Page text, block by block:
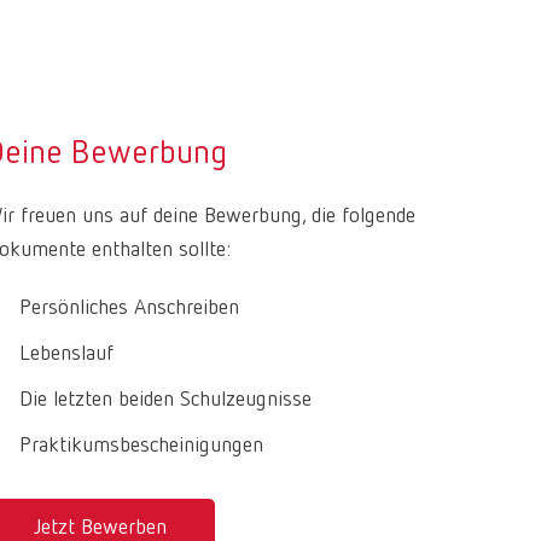
Bewerbung
freuen uns auf deine Bewerbung, die folgende
enthalten sollte:
Persönliches Anschreiben
Lebenslauf
Die letzten beiden Schulzeugnisse
Praktikumsbescheinigungen
Jetzt Bewerben